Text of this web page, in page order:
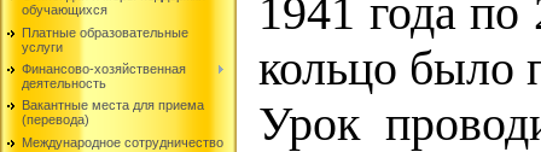
обучающихся
Платные образовательные
услуги
Финансово-хозяйственная
деятельность
Вакантные места для приема
(перевода)
Международное сотрудничество
1941 года по
кольцо было
Урок